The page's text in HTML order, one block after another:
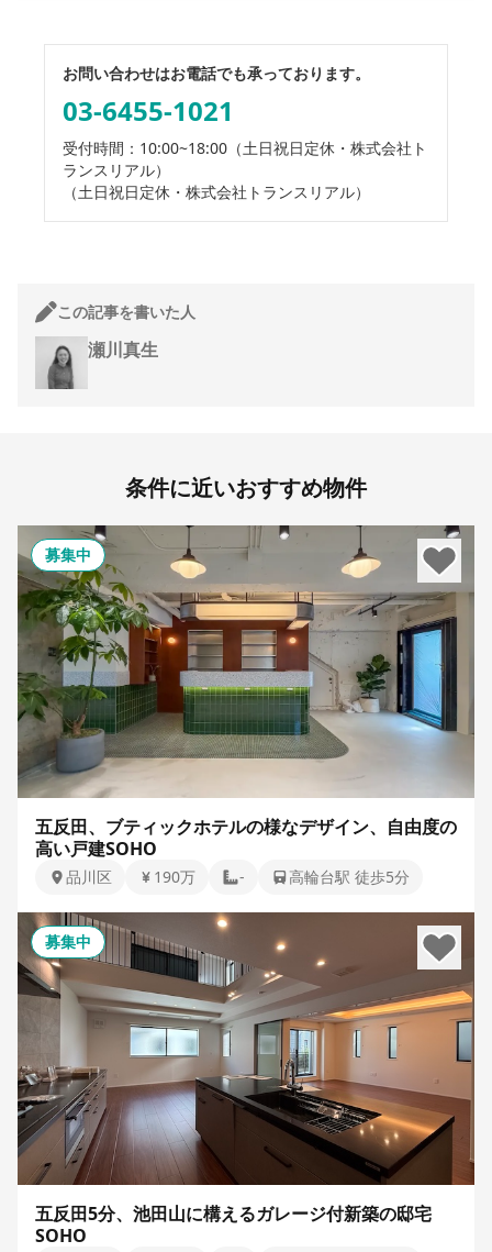
お問い合わせはお電話でも承っております。
03-6455-1021
受付時間：10:00~18:00 （土日祝日定休・株式会社ト
ランスリアル）
（土日祝日定休・株式会社トランスリアル）
この記事を書いた人
瀬川真生
条件に近いおすすめ物件
募集中
五反田、ブティックホテルの様なデザイン、自由度の
高い戸建SOHO
品川区 190万 - 高輪台駅 徒歩5分
募集中
五反田5分、池田山に構えるガレージ付新築の邸宅
SOHO